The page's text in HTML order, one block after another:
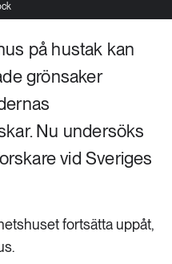
på hustak kan
grönsaker
Nu undersöks
vid Sveriges
fortsätta uppåt,